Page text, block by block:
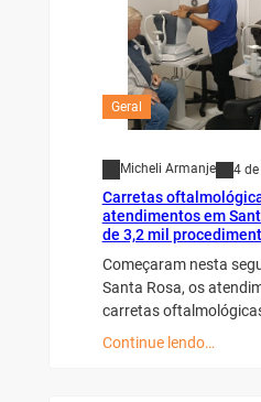
Geral
Micheli Armanje 4
Carretas
atendimentos em
de 3,2 mil
Começaram nesta
Santa Rosa, os
carretas
Continue lendo…